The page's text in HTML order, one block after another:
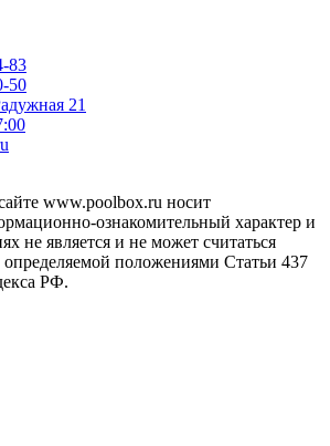
83
50
21
www.poolbox.ru носит
ознакомительный характер и
не является и не может считаться
положениями Статьи 437
РФ.